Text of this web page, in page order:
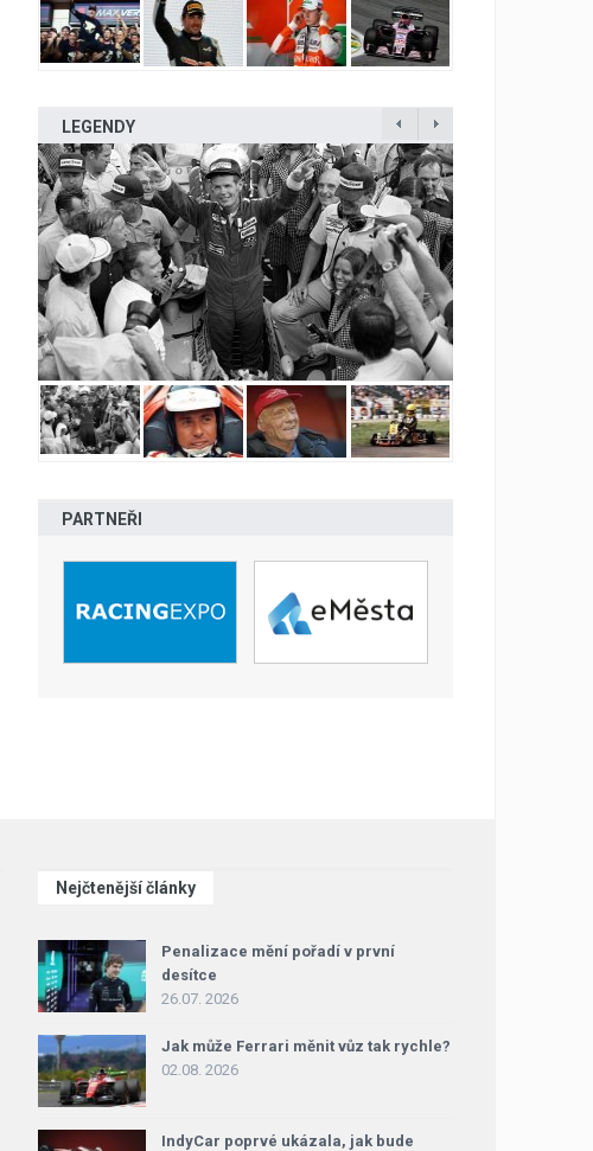
LEGENDY
PARTNEŘI
Nejčtenější články
Penalizace mění pořadí v první
desítce
26.07. 2026
Jak může Ferrari měnit vůz tak rychle?
02.08. 2026
IndyCar poprvé ukázala, jak bude